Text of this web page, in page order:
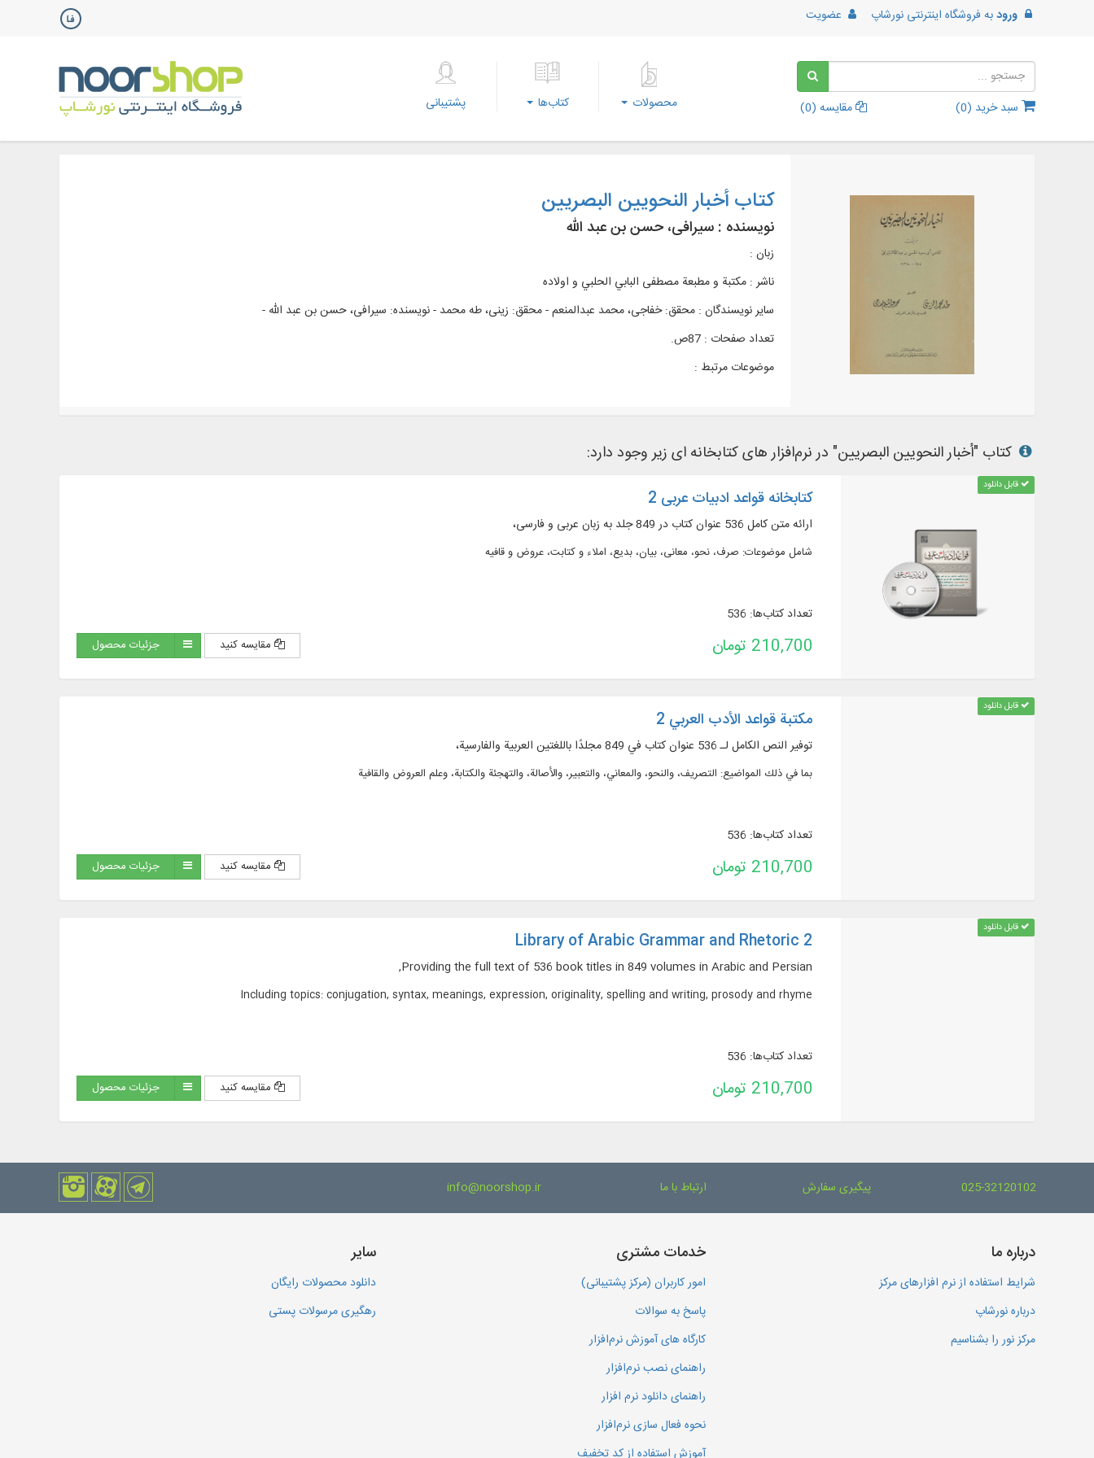
ورودبه فروشگاه اینترنتی نورشاپ عضویت
سبد خرید (0
) مقایسه (0
) محصولات کتاب‌ها پشتیبانی
کتاب أخبار النحويين البصريين
نویسنده : سیرافی، حسن بن عبد الله
زبان :
ناشر : مکتبة و مطبعة مصطفی البابي الحلبي و اولاده
سایر نویسندگان : محقق: خفاجی، محمد عبدالمنعم - محقق: زینی، طه محمد - نویسنده: سیرافی، حسن بن عبد الله -
تعداد صفحات : 87ص.
موضوعات مرتبط :
کتاب "أخبار النحويين البصريين" در نرم‌افزار های کتابخانه ای زیر وجود دارد:
قابل دانلود
کتابخانه قواعد ادبیات عربی 2
ارائه متن کامل 536 عنوان کتاب در 849 جلد به زبان عربی و فارسی،
شامل موضوعات: صرف، نحو، معانی، بیان، بدیع، املاء و کتابت، عروض و قافیه
تعداد کتاب‌ها: 536
210,700 تومان مقایسه کنید جزئیات محصول
قابل دانلود
مكتبة قواعد الأدب العربي 2
توفير النص الكامل لـ 536 عنوان كتاب في 849 مجلدًا باللغتين العربية والفارسية،
بما في ذلك المواضيع: التصريف، والنحو، والمعاني، والتعبير، والأصالة، والتهجئة والكتابة، وعلم العروض والقافية
تعداد کتاب‌ها: 536
210,700 تومان مقایسه کنید جزئیات محصول
قابل دانلود
Library of Arabic Grammar and Rhetoric 2
Providing the full text of 536 book titles in 849 volumes in Arabic and Persian,
Including topics: conjugation, syntax, meanings, expression, originality, spelling and writing, prosody and rhyme
تعداد کتاب‌ها: 536
210,700 تومان مقایسه کنید جزئیات محصول
025-32120102 پیگیری سفارش ارتباط با ما info@noorshop.ir
درباره ما
شرایط استفاده از نرم افزارهای مرکز
درباره نورشاپ
مرکز نور را بشناسیم
خدمات مشتری
امور کاربران (مرکز پشتیبانی)
پاسخ به سوالات
کارگاه های آموزش نرم‌افزار
راهنمای نصب نرم‌افزار
راهنمای دانلود نرم افزار
نحوه فعال سازی نرم‌افزار
آموزش استفاده از کد تخفیف
سایر
دانلود محصولات رایگان
رهگیری مرسولات پستی